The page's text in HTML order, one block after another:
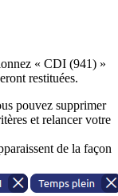
« CDI (941) »
restituées.
pouvez supprimer
et relancer votre
de la façon